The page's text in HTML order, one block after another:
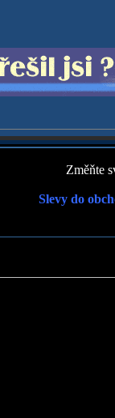
Změňte
Slevy do